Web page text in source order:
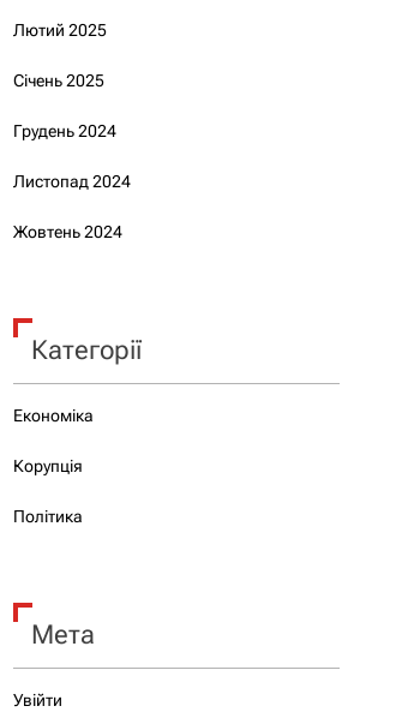
Лютий 2025
Січень 2025
Грудень 2024
Листопад 2024
Жовтень 2024
Категорії
Економіка
Корупція
Політика
Мета
Увійти